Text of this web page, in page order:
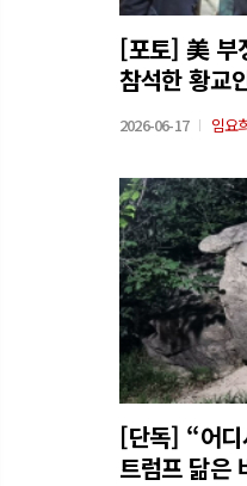
[포토] 美 부
참석한 황교
2026-06-17 임요
[단독] “어
트럼프 닮은